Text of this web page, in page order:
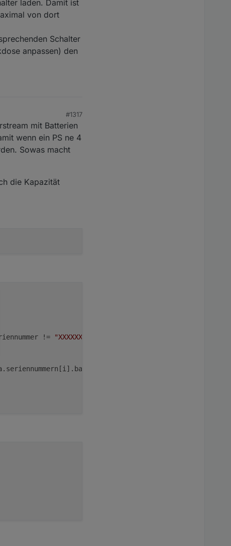
bin sonst mit
laden. Damit ist
von dort
Schalter
anpassen) den
#1317
mit Batterien
wenn ein PS ne 4
Sowas macht
die Kapazität
!= "XXXXXXXXXXXXX"